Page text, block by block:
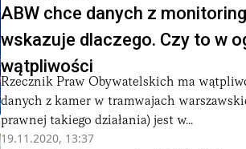
ABW chce danych z
wskazuje dlaczego. Czy to w
wątpliwości
Rzecznik Praw Obywatelskich ma
danych z kamer w tramwajach
prawnej takiego działania) jest w...
19.11.2020, 13:37